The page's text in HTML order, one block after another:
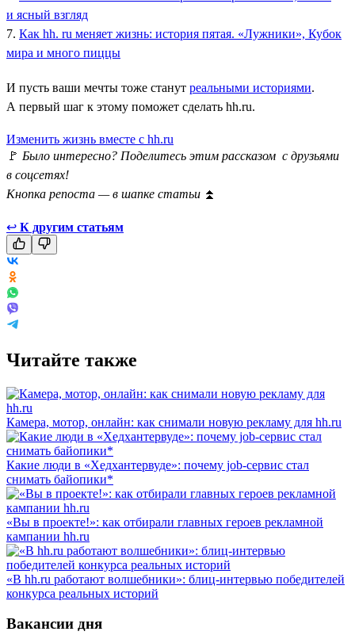
и ясный взгляд
7. Как hh. ru меняет жизнь: история пятая. «Лужники», Кубок
мира и много пиццы
И пусть ваши мечты тоже станут реальными историями.
А первый шаг к этому поможет сделать hh.ru.
Изменить жизнь вместе с hh.ru
🚩 Было интересно? Поделитесь этим рассказом с друзьями
в соцсетях!
Кнопка репоста — в шапке статьи ⏫
↩ К другим статьям
Читайте также
Камера, мотор, онлайн: как снимали новую рекламу для hh.ru
Какие люди в «Хедхантервуде»: почему job-сервис стал
снимать байопики*
«Вы в проекте!»: как отбирали главных героев рекламной
кампании hh.ru
«В hh.ru работают волшебники»: блиц-интервью победителей
конкурса реальных историй
Вакансии дня